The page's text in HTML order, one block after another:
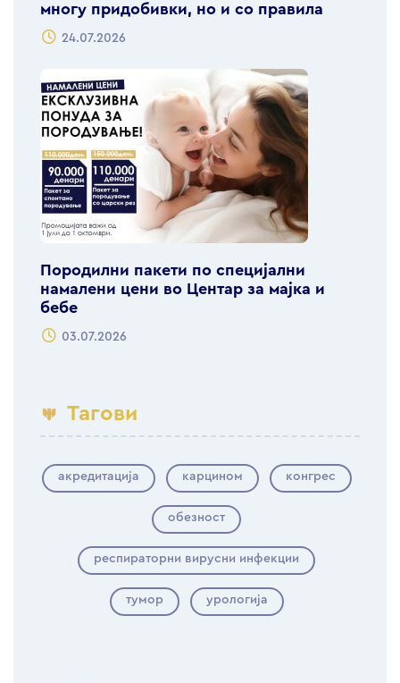
многу придобивки, но и со правила
24.07.2026
Породилни пакети по специјални
намалени цени во Центар за мајка и
бебе
03.07.2026
Тагови
акредитација карцином конгрес
обезност
респираторни вирусни инфекции
тумор урологија